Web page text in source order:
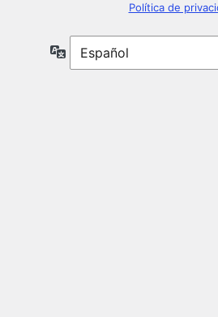
Política de
Idioma